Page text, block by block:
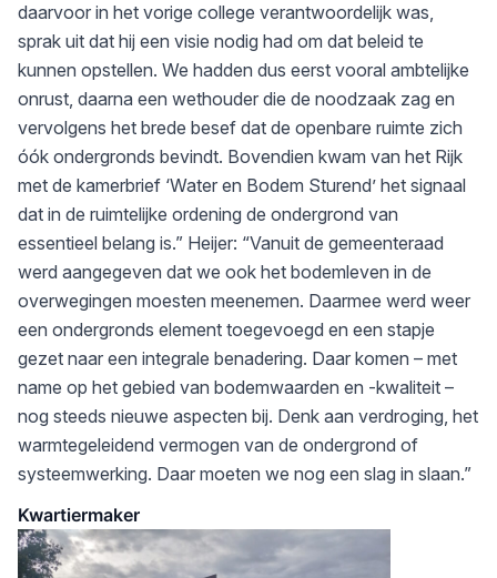
daarvoor in het vorige college verantwoordelijk was,
sprak uit dat hij een visie nodig had om dat beleid te
kunnen opstellen. We hadden dus eerst vooral ambtelijke
onrust, daarna een wethouder die de noodzaak zag en
vervolgens het brede besef dat de openbare ruimte zich
óók ondergronds bevindt. Bovendien kwam van het Rijk
met de kamerbrief ‘Water en Bodem Sturend’ het signaal
dat in de ruimtelijke ordening de ondergrond van
essentieel belang is.” Heijer: “Vanuit de gemeenteraad
werd aangegeven dat we ook het bodemleven in de
overwegingen moesten meenemen. Daarmee werd weer
een ondergronds element toegevoegd en een stapje
gezet naar een integrale benadering. Daar komen – met
name op het gebied van bodemwaarden en -kwaliteit –
nog steeds nieuwe aspecten bij. Denk aan verdroging, het
warmtegeleidend vermogen van de ondergrond of
systeemwerking. Daar moeten we nog een slag in slaan.”
Kwartiermaker